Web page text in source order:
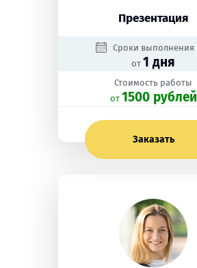
Презентация
Сроки выполнения
от 1 дня
Стоимость работы
oт 1500 рублей
Заказать